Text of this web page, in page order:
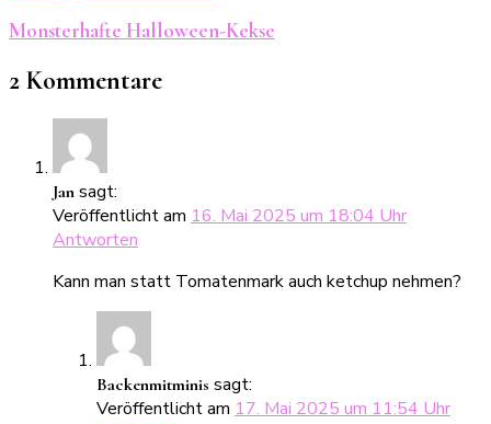
Monsterhafte Halloween-Kekse
2 Kommentare
Jan sagt:
Veröffentlicht am 16. Mai 2025 um 18:04 Uhr
Antworten
Kann man statt Tomatenmark auch ketchup nehmen?
Backenmitminis sagt:
Veröffentlicht am 17. Mai 2025 um 11:54 Uhr